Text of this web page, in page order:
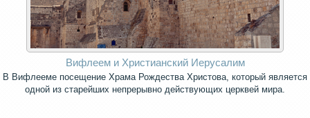
Вифлеем и Христианский Иерусалим
В Вифлееме посещение Храма Рождества Христова, который является
одной из старейших непрерывно действующих церквей мира.